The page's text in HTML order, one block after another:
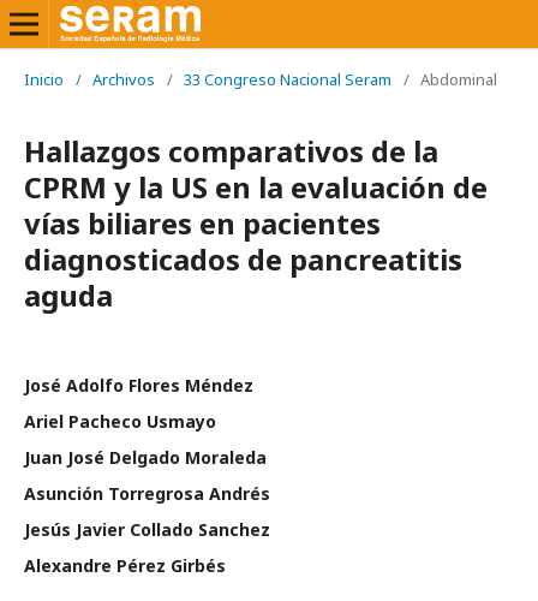
Inicio / Archivos / 33 Congreso Nacional Seram / Abdominal
Hallazgos comparativos de la
CPRM y la US en la evaluación de
vías biliares en pacientes
diagnosticados de pancreatitis
aguda
José Adolfo Flores Méndez
Ariel Pacheco Usmayo
Juan José Delgado Moraleda
Asunción Torregrosa Andrés
Jesús Javier Collado Sanchez
Alexandre Pérez Girbés